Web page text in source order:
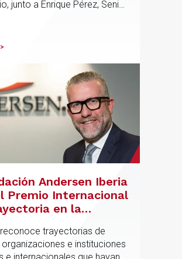
junto a Enrique Pérez, Senior
Andersen Iberia
Premio Internacional
en la
de la Educación
trayectorias de
e instituciones